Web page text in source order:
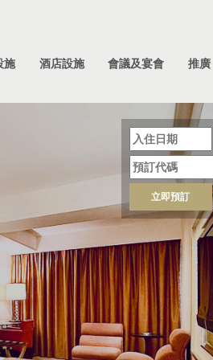
施 酒店設施 會議及宴會 推廣
立即預訂